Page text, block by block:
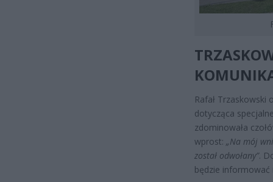
Rafał Trzaskowski
dotycząca
zdominowała
wprost: „Na mój
został odwołany”.
będzie informować